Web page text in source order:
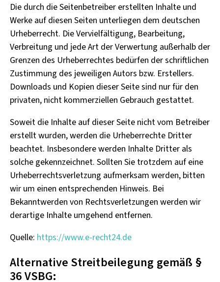
Die durch die Seitenbetreiber erstellten Inhalte und
Werke auf diesen Seiten unterliegen dem deutschen
Urheberrecht. Die Vervielfältigung, Bearbeitung,
Verbreitung und jede Art der Verwertung außerhalb der
Grenzen des Urheberrechtes bedürfen der schriftlichen
Zustimmung des jeweiligen Autors bzw. Erstellers.
Downloads und Kopien dieser Seite sind nur für den
privaten, nicht kommerziellen Gebrauch gestattet.
Soweit die Inhalte auf dieser Seite nicht vom Betreiber
erstellt wurden, werden die Urheberrechte Dritter
beachtet. Insbesondere werden Inhalte Dritter als
solche gekennzeichnet. Sollten Sie trotzdem auf eine
Urheberrechtsverletzung aufmerksam werden, bitten
wir um einen entsprechenden Hinweis. Bei
Bekanntwerden von Rechtsverletzungen werden wir
derartige Inhalte umgehend entfernen.
Quelle: https://www.e-recht24.de
Alternative Streitbeilegung gemäß §
36 VSBG: